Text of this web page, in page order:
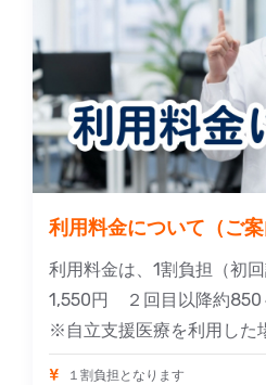
利用料金について（ご案
利用料金は、1割負担（初
1,550円 ２回目以降約850
※自立支援医療を利用した
１割負担となります